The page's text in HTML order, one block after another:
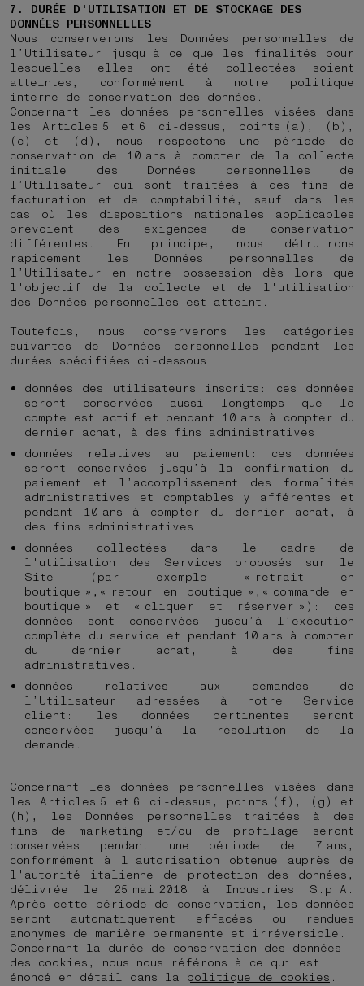
7. DURÉE D'UTILISATION ET DE STOCKAGE DES
DONNÉES PERSONNELLES
Nous conserverons les Données personnelles de
l’Utilisateur jusqu'à ce que les finalités pour
lesquelles elles ont été collectées soient
atteintes, conformément à notre politique
interne de conservation des données.
Concernant les données personnelles visées dans
les Articles 5 et 6 ci-dessus, points (a), (b),
(c) et (d), nous respectons une période de
conservation de 10 ans à compter de la collecte
initiale des Données personnelles de
l’Utilisateur qui sont traitées à des fins de
facturation et de comptabilité, sauf dans les
cas où les dispositions nationales applicables
prévoient des exigences de conservation
différentes. En principe, nous détruirons
rapidement les Données personnelles de
l’Utilisateur en notre possession dès lors que
l'objectif de la collecte et de l'utilisation
des Données personnelles est atteint.
Toutefois, nous conserverons les catégories
suivantes de Données personnelles pendant les
durées spécifiées ci-dessous:
données des utilisateurs inscrits: ces données
seront conservées aussi longtemps que le
compte est actif et pendant 10 ans à compter du
dernier achat, à des fins administratives.
données relatives au paiement: ces données
seront conservées jusqu’à la confirmation du
paiement et l’accomplissement des formalités
administratives et comptables y afférentes et
pendant 10 ans à compter du dernier achat, à
des fins administratives.
données collectées dans le cadre de
l'utilisation des Services proposés sur le
Site (par exemple « retrait en
boutique »,« retour en boutique »,« commande en
boutique » et « cliquer et réserver »): ces
données sont conservées jusqu’à l’exécution
complète du service et pendant 10 ans à compter
du dernier achat, à des fins
administratives.
données relatives aux demandes de
l’Utilisateur adressées à notre Service
client: les données pertinentes seront
conservées jusqu'à la résolution de la
demande.
Concernant les données personnelles visées dans
les Articles 5 et 6 ci-dessus, points (f), (g) et
(h), les Données personnelles traitées à des
fins de marketing et/ou de profilage seront
conservées pendant une période de 7 ans,
conformément à l'autorisation obtenue auprès de
l'autorité italienne de protection des données,
délivrée le 25 mai 2018 à Industries S.p.A.
Après cette période de conservation, les données
seront automatiquement effacées ou rendues
anonymes de manière permanente et irréversible.
Concernant la durée de conservation des données
des cookies, nous nous référons à ce qui est
énoncé en détail dans la politique de cookies .